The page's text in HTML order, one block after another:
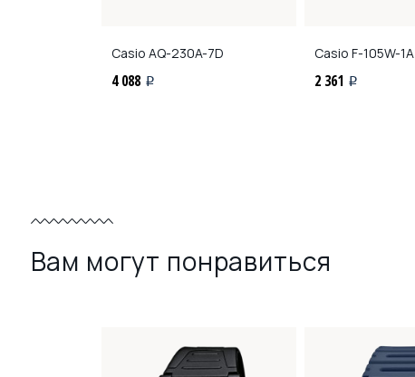
Casio AQ-230A-7D
4 088 i
Casio F-105W-1A
2 361 i
Вам могут понравиться